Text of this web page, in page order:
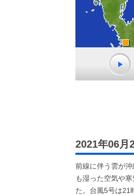
2021年06月
前線に伴う雲が
も湿った空気や
た。台風5号は21